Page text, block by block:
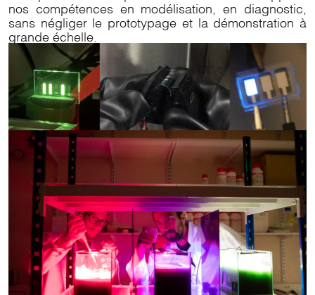
nos compétences en modélisation, en diagnostic,
sans négliger le prototypage et la démonstration à
grande échelle.